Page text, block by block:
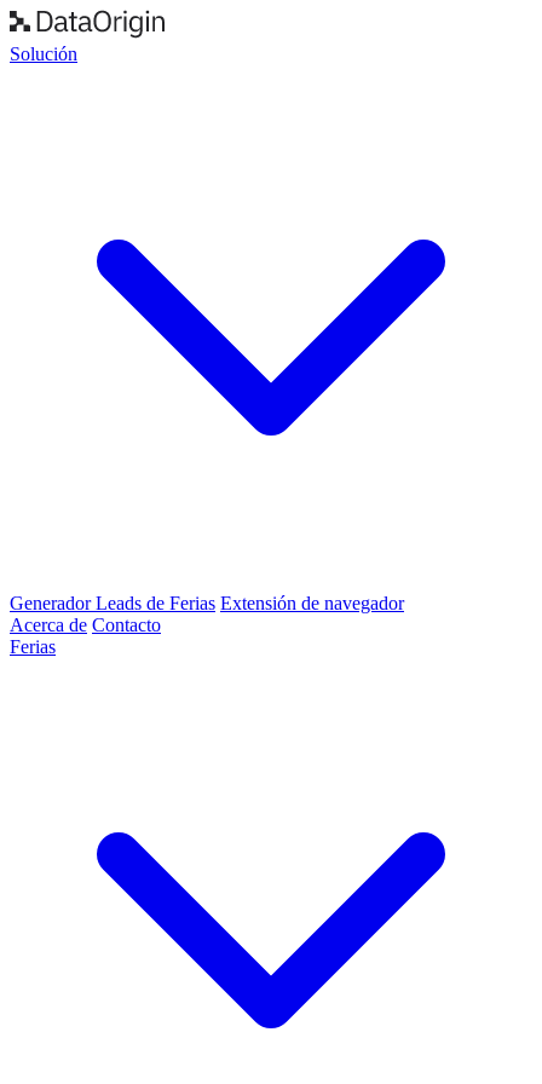
Solución
Generador Leads de Ferias Extensión de navegador
Acerca de Contacto
Ferias